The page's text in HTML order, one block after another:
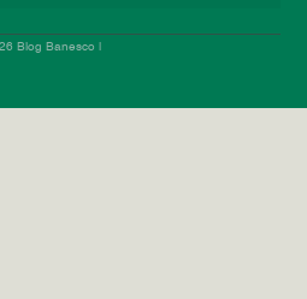
Blog Banesco |